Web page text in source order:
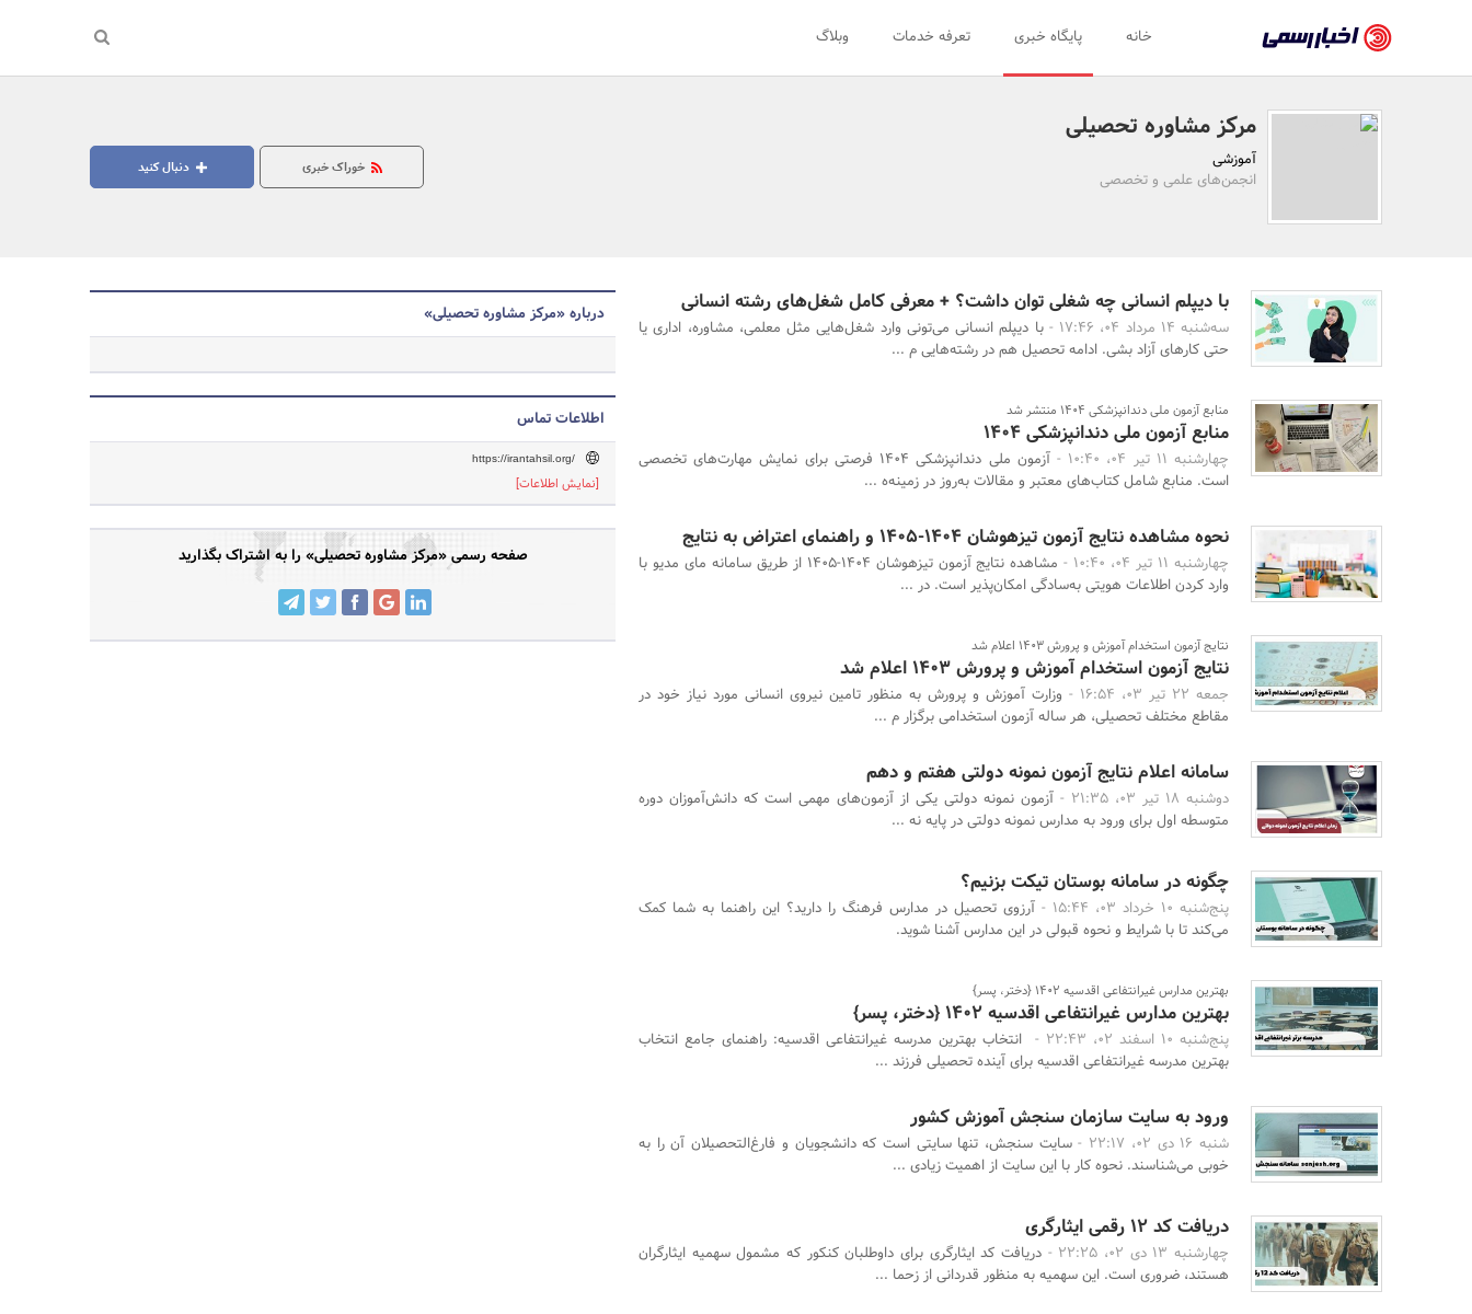
رسمی
اخبار
تایید
سازمان‌ها
و
روابط
عمومی‌ها
خانه پایگاه خبری تعرفه خدمات وبلاگ
مرکز مشاوره تحصیلی
آموزشی
انجمن‌های علمی و تخصصی
دنبال کنید خوراک خبری
با دیپلم انسانی چه شغلی توان داشت؟ + معرفی کامل شغل‌های رشته انسانی
سه‌شنبه 14 مرداد 04، 17:46 -
با دیپلم انسانی می‌تونی وارد شغل‌هایی مثل معلمی، مشاوره، اداری یا
حتی کارهای آزاد بشی. ادامه تحصیل هم در رشته‌هایی م ...
منابع آزمون ملی دندانپزشکی ۱۴۰۴ منتشر شد
منابع آزمون ملی دندانپزشکی ۱۴۰۴
چهارشنبه 11 تیر 04، 10:40 -
آزمون ملی دندانپزشکی ۱۴۰۴ فرصتی برای نمایش مهارت‌های تخصصی
است. منابع شامل کتاب‌های معتبر و مقالات به‌روز در زمینه‌ه ...
نحوه مشاهده نتایج آزمون تیزهوشان ۱۴۰۴-۱۴۰۵ و راهنمای اعتراض به نتایج
چهارشنبه 11 تیر 04، 10:40 -
مشاهده نتایج آزمون تیزهوشان ۱۴۰۴-۱۴۰۵ از طریق سامانه مای مدیو با
وارد کردن اطلاعات هویتی به‌سادگی امکان‌پذیر است. در ...
نتایج آزمون استخدام آموزش و پرورش ۱۴۰۳ اعلام شد
نتایج آزمون استخدام آموزش و پرورش ۱۴۰۳ اعلام شد
جمعه 22 تیر 03، 16:54 -
وزارت آموزش و پرورش به منظور تامین نیروی انسانی مورد نیاز خود در
مقاطع مختلف تحصیلی، هر ساله آزمون استخدامی برگزار م ...
سامانه اعلام نتایج آزمون نمونه دولتی هفتم و دهم
دوشنبه 18 تیر 03، 21:35 -
آزمون نمونه دولتی یکی از آزمون‌های مهمی است که دانش‌آموزان دوره
متوسطه اول برای ورود به مدارس نمونه دولتی در پایه نه ...
چگونه در سامانه بوستان تیکت بزنیم؟
پنج‌شنبه 10 خرداد 03، 15:44 -
آرزوی تحصیل در مدارس فرهنگ را دارید؟ این راهنما به شما کمک
می‌کند تا با شرایط و نحوه قبولی در این مدارس آشنا شوید.
بهترین مدارس غیرانتفاعی اقدسیه 1402 {دختر، پسر}
بهترین مدارس غیرانتفاعی اقدسیه 1402 {دختر، پسر}
پنج‌شنبه 10 اسفند 02، 22:43 -
انتخاب بهترین مدرسه غیرانتفاعی اقدسیه: راهنمای جامع انتخاب
بهترین مدرسه غیرانتفاعی اقدسیه برای آینده تحصیلی فرزند ...
ورود به سایت سازمان سنجش آموزش کشور
شنبه 16 دی 02، 22:17 -
سایت سنجش، تنها سایتی است که دانشجویان و فارغ‌التحصیلان آن را به
خوبی می‌شناسند. نحوه کار با این سایت از اهمیت زیادی ...
دریافت کد 12 رقمی ایثارگری
چهارشنبه 13 دی 02، 22:25 -
دریافت کد ایثارگری برای داوطلبان کنکور که مشمول سهمیه ایثارگران
هستند، ضروری است. این سهمیه به منظور قدردانی از زحما ...
درباره «مرکز مشاوره تحصیلی»
اطلاعات تماس
https://irantahsil.org/
[نمایش اطلاعات]
صفحه رسمی «مرکز مشاوره تحصیلی» را به اشتراک بگذارید